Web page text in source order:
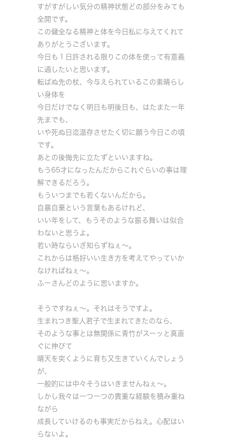
すがすがしい気分の精神状態どの部分をみても
全開です。
この健全なる精神と体を今日私に与えてくれて
ありがとうございます。
今日も１日許される限りこの体を使って有意義
に過したいと思います。
転ばぬ先の杖、今与えられているこの素晴らし
い身体を
今日だけでなく明日も明後日も、はたまた一年
先までも、
いや死ぬ日迄温存させたく切に願う今日この頃
です。
あとの後悔先に立たずといいますね。
もう65才になったんだからこれぐらいの事は理
解できるだろう。
もういつまでも若くないんだから。
自暴自棄という言葉もあるけれど、
いい年をして、もうそのような振る舞いは似合
わないと思うよ。
若い時ならいざ知らずねぇ～。
これからは格好いい生き方を考えてやっていか
なければねぇ～。
ふーさんどのように思いますか。
そうですねぇ～。それはそうですよ。
生まれつき聖人君子で生まれてきたのなら、
そのような事とは無関係に青竹がスーッと真直
ぐに伸びて
晴天を突くように育ち又生きていくんでしょう
が、
一般的には中々そうはいきませんねぇ～。
しかし我々は一つ一つの貴重な経験を積み重ね
ながら
成長していけるのも事実だからねえ。心配はい
らないよ。